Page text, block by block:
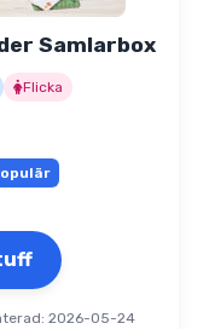
Samlarbox
Flicka
2026-05-24